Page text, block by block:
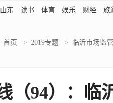
山东 读书 体育 娱乐 财经 旅
首页 > 2019专题 > 临沂市场监管
（94）：临